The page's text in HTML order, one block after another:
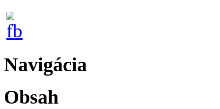
Navigácia
Obsah